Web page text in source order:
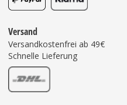
Versand
Versandkostenfrei ab 49€
Schnelle Lieferung